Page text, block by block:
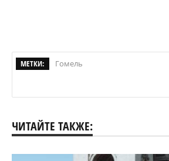
МЕТКИ: Гомель
ЧИТАЙТЕ ТАКЖЕ: